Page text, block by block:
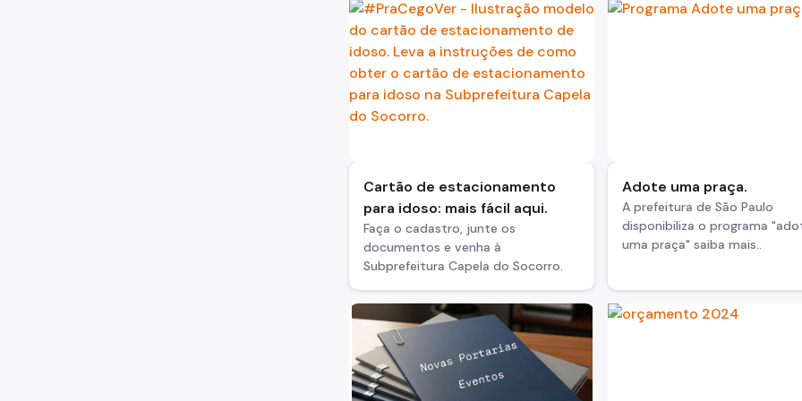
Cartão de estacionamento
para idoso: mais fácil aqui.
Faça o cadastro, junte os
documentos e venha à
Subprefeitura Capela do Socorro.
Adote uma praça.
A prefeitura de São Paulo
disponibiliza o programa
uma praça" saiba mais..